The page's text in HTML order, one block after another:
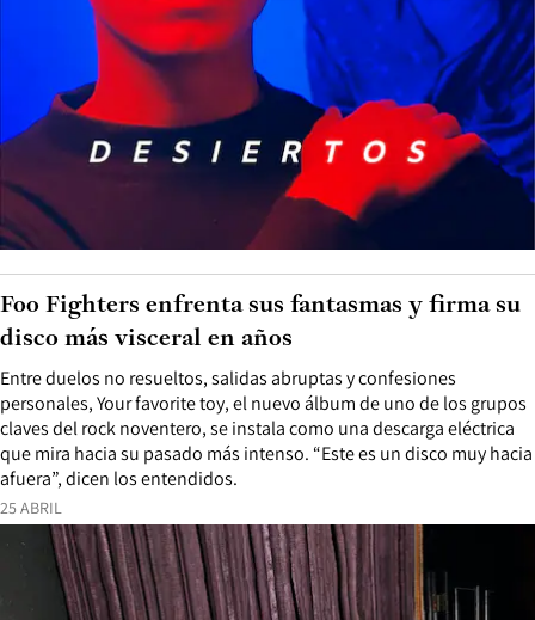
25 ABRIL
Entre duelos no resueltos, salidas abruptas y confesiones
personales, Your favorite toy, el nuevo álbum de uno de los grupos
claves del rock noventero, se instala como una descarga eléctrica
que mira hacia su pasado más intenso. “Este es un disco muy hacia
afuera”, dicen los entendidos.
Foo Fighters enfrenta sus fantasmas y firma su
disco más visceral en años